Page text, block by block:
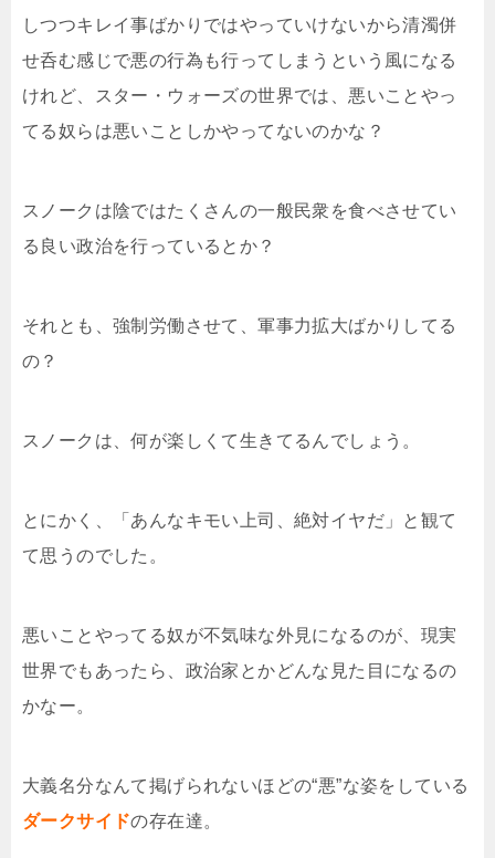
しつつキレイ事ばかりではやっていけないから清濁併
せ呑む感じで悪の行為も行ってしまうという風になる
けれど、スター・ウォーズの世界では、悪いことやっ
てる奴らは悪いことしかやってないのかな？
スノークは陰ではたくさんの一般民衆を食べさせてい
る良い政治を行っているとか？
それとも、強制労働させて、軍事力拡大ばかりしてる
の？
スノークは、何が楽しくて生きてるんでしょう。
とにかく、「あんなキモい上司、絶対イヤだ」と観て
て思うのでした。
悪いことやってる奴が不気味な外見になるのが、現実
世界でもあったら、政治家とかどんな見た目になるの
かなー。
大義名分なんて掲げられないほどの“悪”な姿をしている
ダークサイドの存在達。